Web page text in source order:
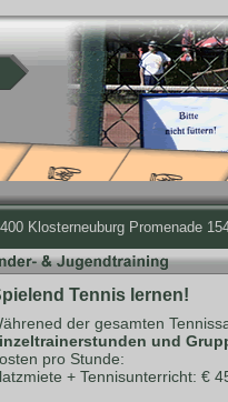
Klosterneuburg Promenade
Tennis lernen!
der gesamten
und
pro Stunde:
+ Tennisunterricht: €